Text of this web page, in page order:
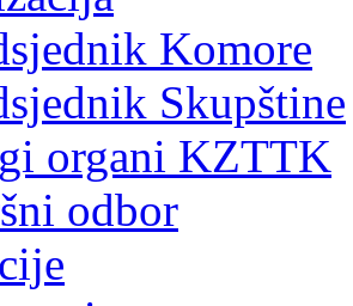
Komore
Skupštine
organi KZTTK
odbor